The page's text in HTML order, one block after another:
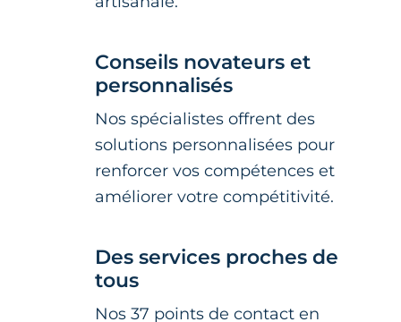
Conseils novateurs et
personnalisés
Nos spécialistes offrent des
solutions personnalisées pour
renforcer vos compétences et
améliorer votre compétitivité.
Des services proches de
tous
Nos 37 points de contact en